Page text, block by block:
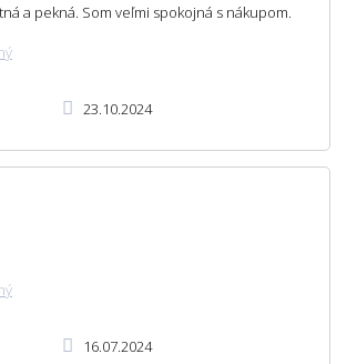
a pekná. Som veľmi spokojná s nákupom.
23.10.2024
16.07.2024